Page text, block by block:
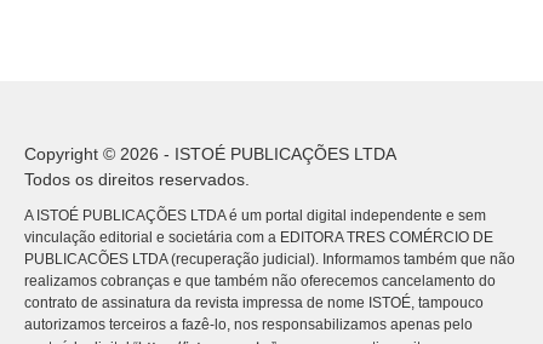
Copyright © 2026 - ISTOÉ PUBLICAÇÕES LTDA
Todos os direitos reservados.
A ISTOÉ PUBLICAÇÕES LTDA é um portal digital independente e sem
vinculação editorial e societária com a EDITORA TRES COMÉRCIO DE
PUBLICACÕES LTDA (recuperação judicial). Informamos também que não
realizamos cobranças e que também não oferecemos cancelamento do
contrato de assinatura da revista impressa de nome ISTOÉ, tampouco
autorizamos terceiros a fazê-lo, nos responsabilizamos apenas pelo